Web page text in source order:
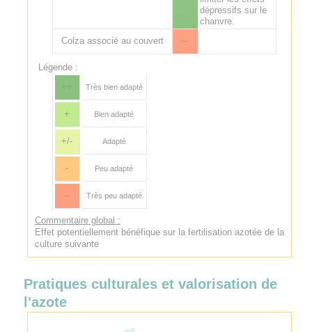
dépressifs sur le
chanvre.
Colza associé au couvert
--
Légende :
++
Très bien adapté
+ Bien adapté
+/- Adapté
- Peu adapté
-- Très peu adapté
Commentaire global :
Effet potentiellement bénéfique sur la fertilisation azotée de la
culture suivante
Pratiques culturales et valorisation de
l'azote